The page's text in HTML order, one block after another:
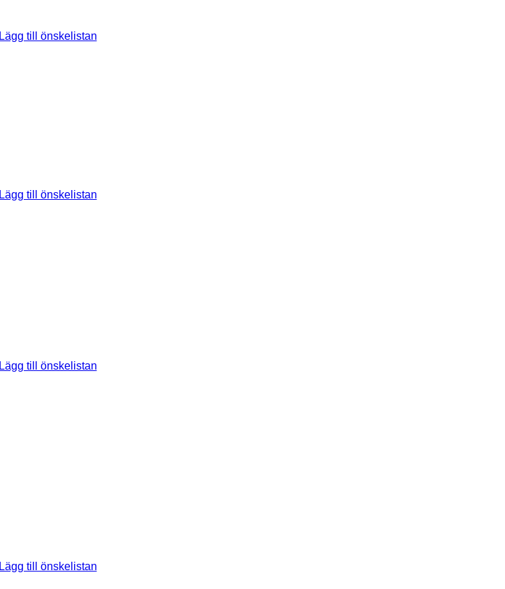
Lägg till önskelistan
Lägg till önskelistan
Lägg till önskelistan
Lägg till önskelistan